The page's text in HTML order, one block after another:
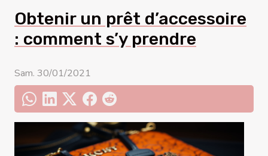
Obtenir un prêt d’accessoire
: comment s’y prendre
Sam. 30/01/2021